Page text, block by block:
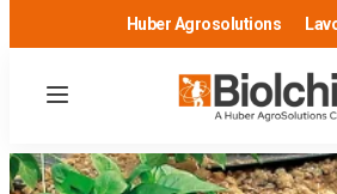
Huber Agrosolutions
Menu